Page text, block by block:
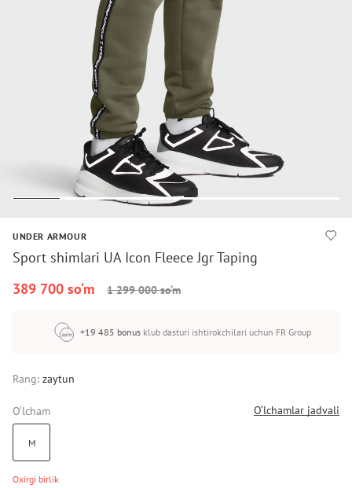
UNDER ARMOUR
Sport shimlari UA Icon Fleece Jgr Taping
389 700 so‘m
1 299 000 so‘m
+19 485 bonus klub dasturi ishtirokchilari uchun FR Group
Rang: zaytun
O‘lcham O‘lchamlar jadvali
M
Oxirgi birlik